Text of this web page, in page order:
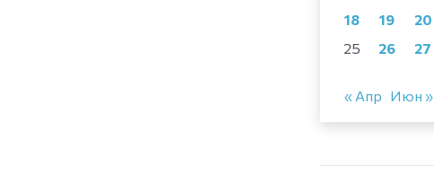
18
19 20
25
26 27
« Апр Июн »